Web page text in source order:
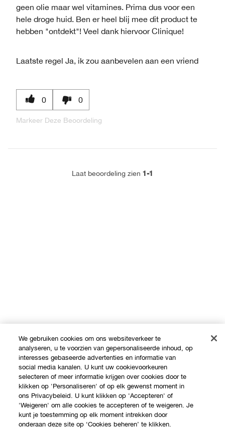
geen olie maar wel vitamines. Prima dus voor een
hele droge huid. Ben er heel blij mee dit product te
hebben "ontdekt"! Veel dank hiervoor Clinique!
Laatste regel Ja, ik zou aanbevelen aan een vriend
0 0
Markeer Deze Beoordeling
Laat beoordeling zien 1-1
We gebruiken cookies om ons websiteverkeer te
analyseren, u te voorzien van gepersonaliseerde inhoud, op
interesses gebaseerde advertenties en informatie van
social media kanalen. U kunt uw cookievoorkeuren
selecteren of meer informatie krijgen over cookies door te
klikken op 'Personaliseren' of op elk gewenst moment in
ons Privacybeleid. U kunt klikken op 'Accepteren' of
'Weigeren' om alle cookies te accepteren of te weigeren. Je
kunt je toestemming op elk moment intrekken door
onderaan deze site op ‘Cookies beheren’ te klikken.